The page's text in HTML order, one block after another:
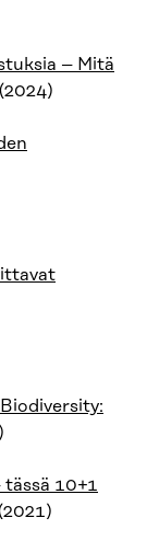
– Mitä
(2024)
10+1